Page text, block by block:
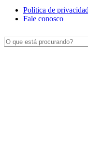
Política de
Fale conosco